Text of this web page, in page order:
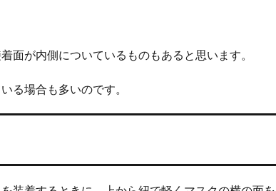
面が内側についているものもあると思います。
る場合も多いのです。